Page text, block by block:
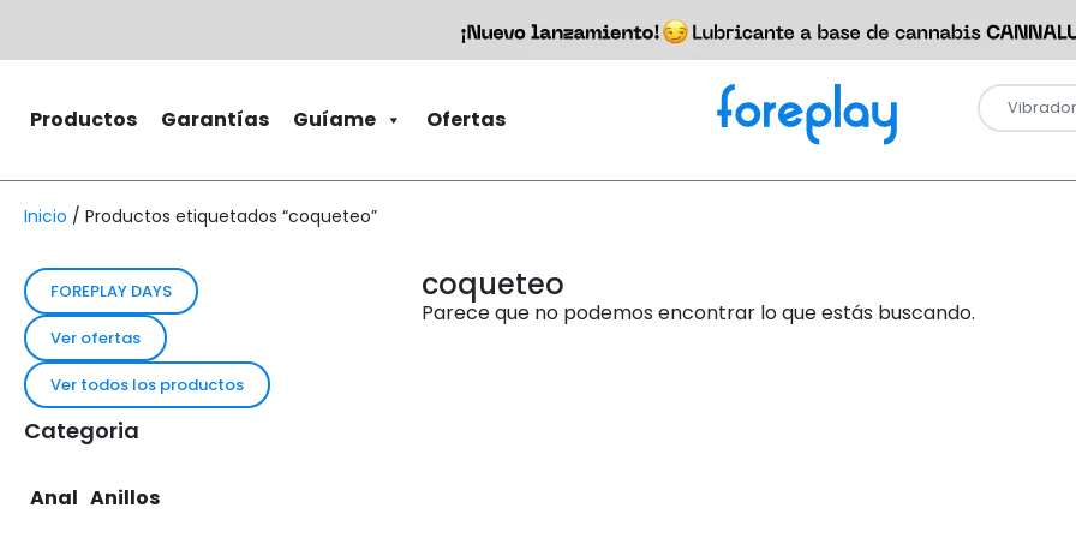
Productos Garantías Guíame Ofertas
Inicio / Productos etiquetados “coqueteo”
FOREPLAY DAYS
Ver ofertas
Ver todos los productos
Categoria
Anal Anillos
coqueteo
Parece que no podemos encontrar lo que estás buscando.